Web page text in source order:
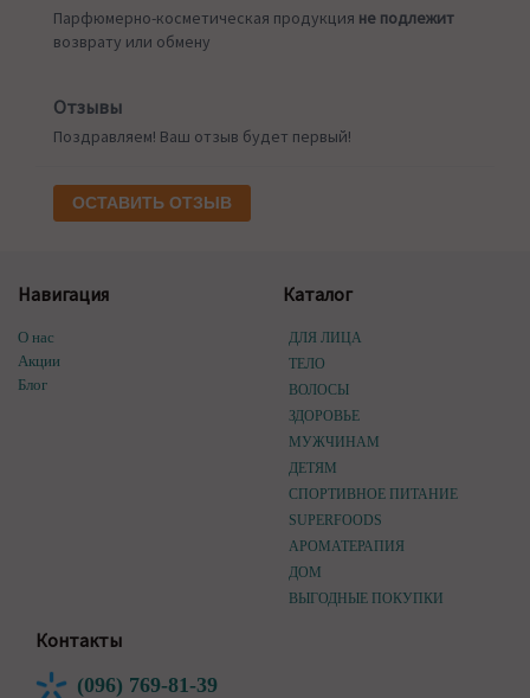
Парфюмерно-косметическая продукция не подлежит
возврату или обмену
Отзывы
Поздравляем! Ваш отзыв будет первый!
ОСТАВИТЬ ОТЗЫВ
Навигация
О нас
Акции
Блог
Каталог
ДЛЯ ЛИЦА
ТЕЛО
ВОЛОСЫ
ЗДОРОВЬЕ
МУЖЧИНАМ
ДЕТЯМ
СПОРТИВНОЕ ПИТАНИЕ
SUPERFOODS
АРОМАТЕРАПИЯ
ДОМ
ВЫГОДНЫЕ ПОКУПКИ
Контакты
(096) 769-81-39